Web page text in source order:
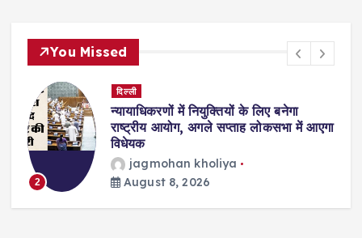
You Missed
के लिए बनेगा
लोकसभा में आएगा
3
दिल्ली-एनसीआर में बारिश के
लंबा भीषण जाम, रेंगते दिखे